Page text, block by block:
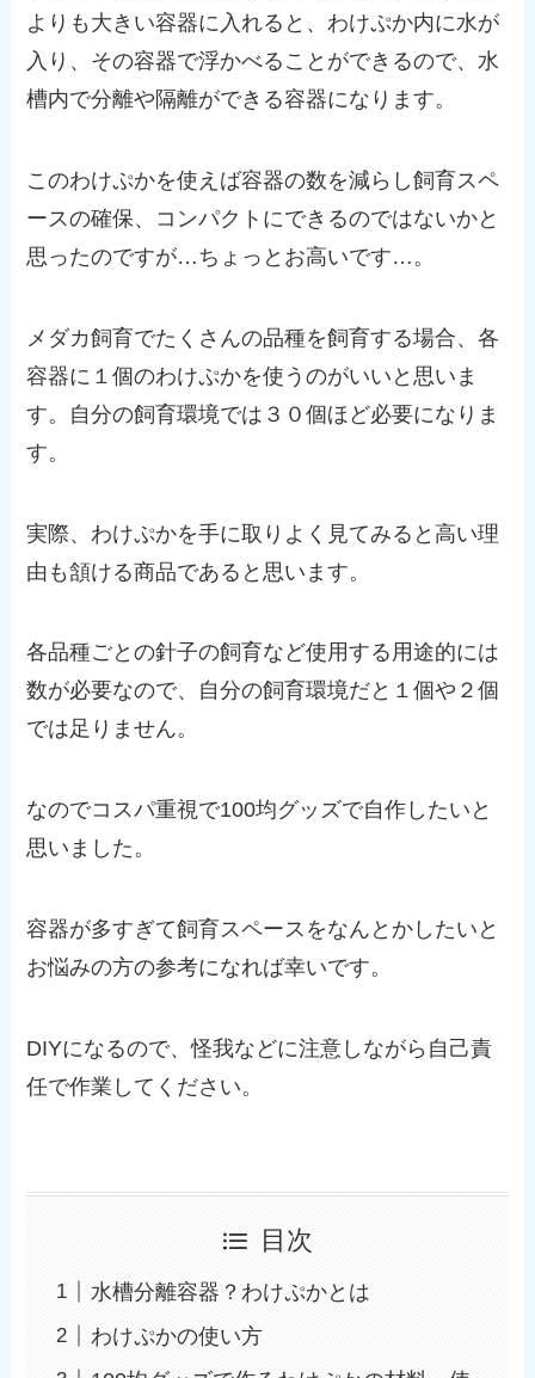
よりも大きい容器に入れると、わけぷか内に水が
入り、その容器で浮かべることができるので、水
槽内で分離や隔離ができる容器になります。
このわけぷかを使えば容器の数を減らし飼育スペ
ースの確保、コンパクトにできるのではないかと
思ったのですが…ちょっとお高いです…。
メダカ飼育でたくさんの品種を飼育する場合、各
容器に１個のわけぷかを使うのがいいと思いま
す。自分の飼育環境では３０個ほど必要になりま
す。
実際、わけぷかを手に取りよく見てみると高い理
由も頷ける商品であると思います。
各品種ごとの針子の飼育など使用する用途的には
数が必要なので、自分の飼育環境だと１個や２個
では足りません。
なのでコスパ重視で100均グッズで自作したいと
思いました。
容器が多すぎて飼育スペースをなんとかしたいと
お悩みの方の参考になれば幸いです。
DIYになるので、怪我などに注意しながら自己責
任で作業してください。
目次
水槽分離容器？わけぷかとは
わけぷかの使い方